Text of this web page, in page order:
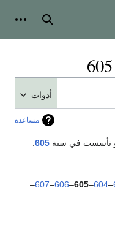
بحث
أدوات
مساعدة
تأسست في سنة 605
–
604
–
605
–
606
–
607
–